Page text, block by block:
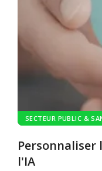
SECTEUR PUBLIC &
Personnaliser
l'IA